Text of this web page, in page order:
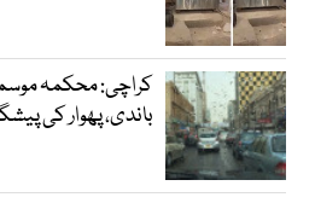
کراچی: محکمہ
باندی، پھوار کی